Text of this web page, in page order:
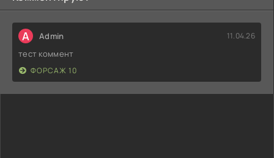
A Admin 11.04.26
тест коммент
ФОРСАЖ 10